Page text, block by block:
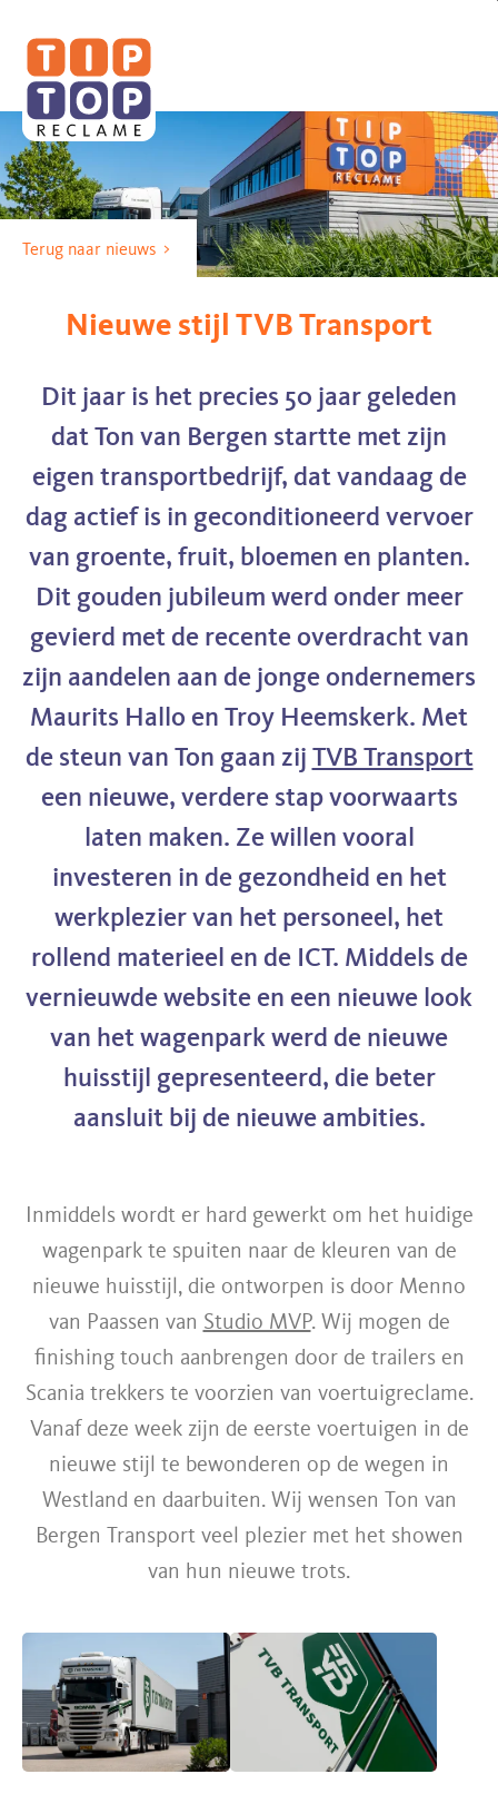
Reclame
Terug naar nieuws
Nieuwe stijl TVB Transport
Dit jaar is het precies 50 jaar geleden
dat Ton van Bergen startte met zijn
eigen transportbedrijf, dat vandaag de
dag actief is in geconditioneerd vervoer
van groente, fruit, bloemen en planten.
Dit gouden jubileum werd onder meer
gevierd met de recente overdracht van
zijn aandelen aan de jonge ondernemers
Maurits Hallo en Troy Heemskerk. Met
de steun van Ton gaan zij TVB Transport
een nieuwe, verdere stap voorwaarts
laten maken. Ze willen vooral
investeren in de gezondheid en het
werkplezier van het personeel, het
rollend materieel en de ICT. Middels de
vernieuwde website en een nieuwe look
van het wagenpark werd de nieuwe
huisstijl gepresenteerd, die beter
aansluit bij de nieuwe ambities.
Inmiddels wordt er hard gewerkt om het huidige
wagenpark te spuiten naar de kleuren van de
nieuwe huisstijl, die ontworpen is door Menno
van Paassen van Studio MVP. Wij mogen de
finishing touch aanbrengen door de trailers en
Scania trekkers te voorzien van voertuigreclame.
Vanaf deze week zijn de eerste voertuigen in de
nieuwe stijl te bewonderen op de wegen in
Westland en daarbuiten. Wij wensen Ton van
Bergen Transport veel plezier met het showen
van hun nieuwe trots.